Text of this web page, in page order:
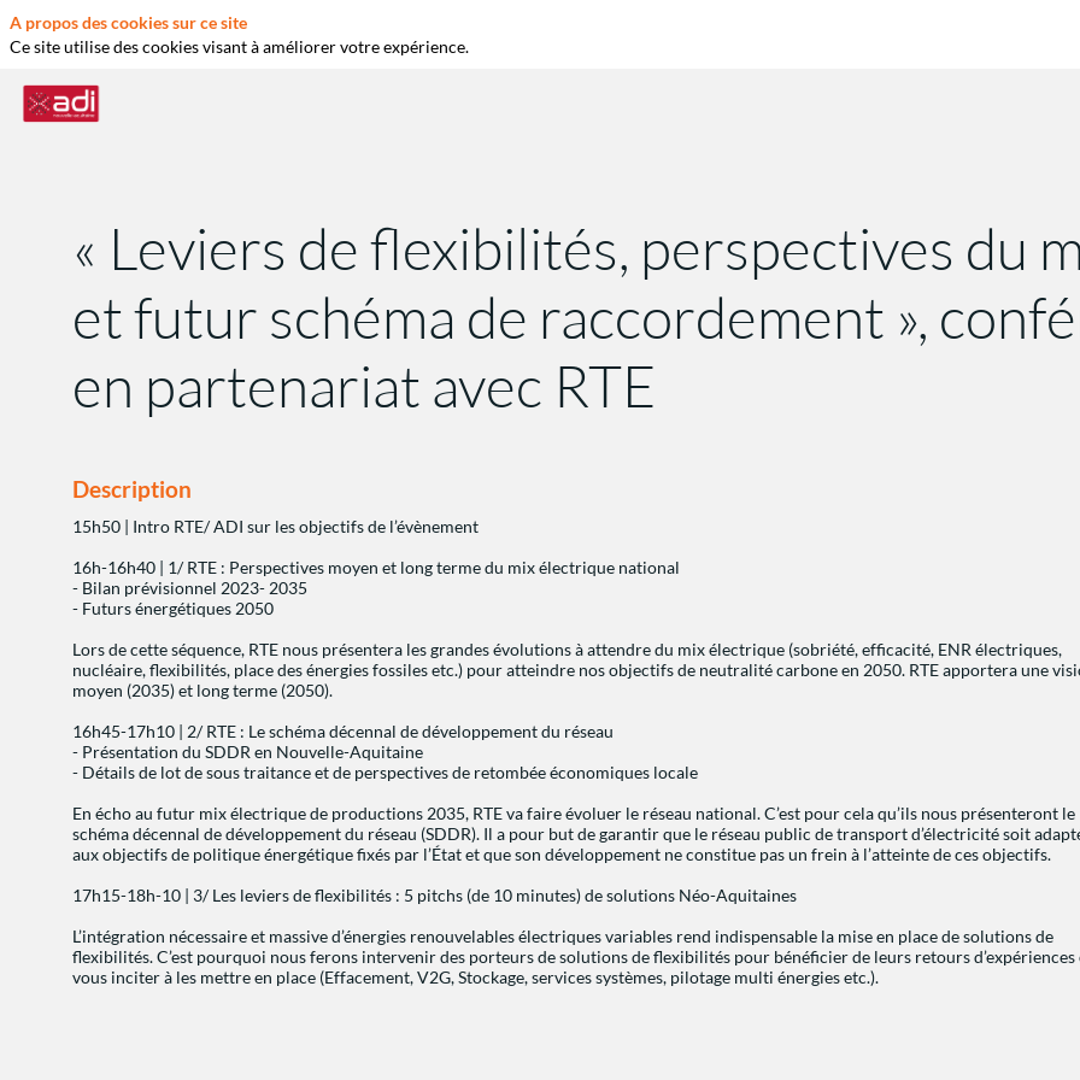
« Leviers de flexibilités, perspectives du
et futur schéma de raccordement »,
en partenariat avec RTE
Description
15h50 | Intro RTE/ ADI sur les objectifs de l’évènement
16h-16h40 | 1/ RTE : Perspectives moyen et long terme du mix électrique national
- Bilan prévisionnel 2023- 2035
- Futurs énergétiques 2050
Lors de cette séquence, RTE nous présentera les grandes évolutions à attendre du mix électrique (sobriété, efficacité, ENR électriques,
nucléaire, flexibilités, place des énergies fossiles etc.) pour atteindre nos objectifs de neutralité carbone en 2050. RTE apportera une
moyen (2035) et long terme (2050).
16h45-17h10 | 2/ RTE : Le schéma décennal de développement du réseau
- Présentation du SDDR en Nouvelle-Aquitaine
- Détails de lot de sous traitance et de perspectives de retombée économiques locale
En écho au futur mix électrique de productions 2035, RTE va faire évoluer le réseau national. C’est pour cela qu’ils nous présenteront le
schéma décennal de développement du réseau (SDDR). Il a pour but de garantir que le réseau public de transport d’électricité soit
aux objectifs de politique énergétique fixés par l’État et que son développement ne constitue pas un frein à l’atteinte de ces objectifs.
17h15-18h-10 | 3/ Les leviers de flexibilités : 5 pitchs (de 10 minutes) de solutions Néo-Aquitaines
L’intégration nécessaire et massive d’énergies renouvelables électriques variables rend indispensable la mise en place de solutions de
flexibilités. C’est pourquoi nous ferons intervenir des porteurs de solutions de flexibilités pour bénéficier de leurs retours d’expériences
vous inciter à les mettre en place (Effacement, V2G, Stockage, services systèmes, pilotage multi énergies etc.).
A propos des cookies sur ce site
Ce site utilise des cookies visant à améliorer votre expérience.